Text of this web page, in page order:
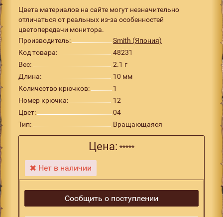
Цвета материалов на сайте могут незначительно
отличаться от реальных из-за особенностей
цветопередачи монитора.
Производитель:
Smith (Япония)
Код товара:
48231
Вес:
2.1 г
Длина:
10 мм
Количество крючков:
1
Номер крючка:
12
Цвет:
04
Тип:
Вращающаяся
Цена: *****
Нет в наличии
Сообщить о поступлении